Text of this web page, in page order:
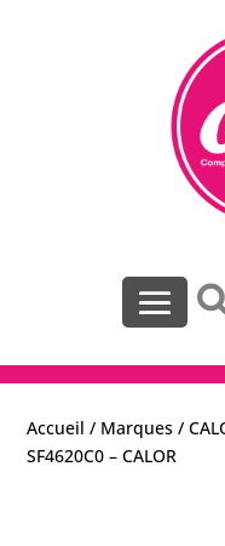
Accueil / Marques /
SF4620C0 – CALOR